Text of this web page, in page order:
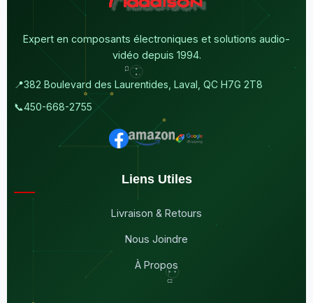
Expert en composants électroniques et solutions audio-
vidéo depuis 1994.
📍382 Boulevard des Laurentides, Laval, QC H7G 2T8
📞450-668-2755
Liens Utiles
Livraison & Retours
Nous Joindre
À Propos